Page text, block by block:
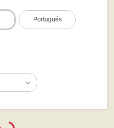
Portugués